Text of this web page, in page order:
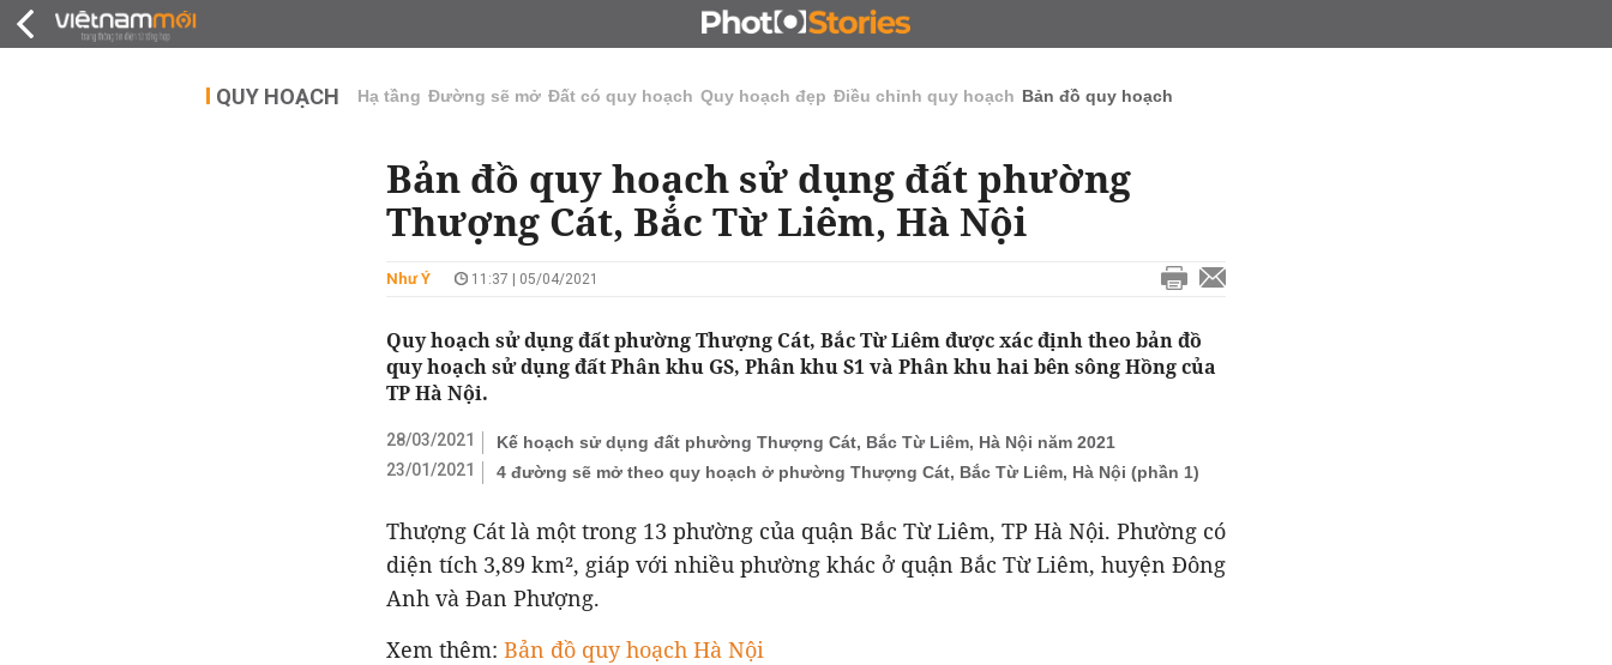
ĐẤU GIÁ - ĐẤU THẦU KINH DOANH
QUY HOẠCH Hạ tầng Đường sẽ mở Đất có quy hoạch Quy hoạch đẹp Điều chỉnh quy hoạch Bản đồ quy hoạch
Bản đồ quy hoạch sử dụng đất phường
Thượng Cát, Bắc Từ Liêm, Hà Nội
Như Ý 11:37 | 05/04/2021
Quy hoạch sử dụng đất phường Thượng Cát, Bắc Từ Liêm được xác định theo bản đồ
quy hoạch sử dụng đất Phân khu GS, Phân khu S1 và Phân khu hai bên sông Hồng của
TP Hà Nội.
28/03/2021
Kế hoạch sử dụng đất phường Thượng Cát, Bắc Từ Liêm, Hà Nội năm 2021
23/01/2021
4 đường sẽ mở theo quy hoạch ở phường Thượng Cát, Bắc Từ Liêm, Hà Nội (phần 1)
Thượng Cát là một trong 13 phường của quận Bắc Từ Liêm, TP Hà Nội. Phường có
diện tích 3,89 km², giáp với nhiều phường khác ở quận Bắc Từ Liêm, huyện Đông
Anh và Đan Phượng.
Xem thêm: Bản đồ quy hoạch Hà Nội